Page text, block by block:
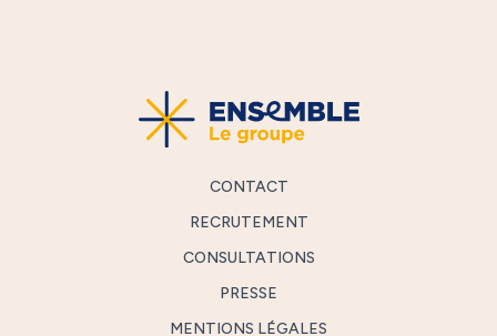
CONTACT
RECRUTEMENT
CONSULTATIONS
PRESSE
MENTIONS LÉGALES